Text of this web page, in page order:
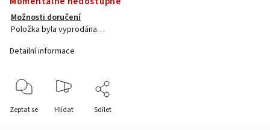
Možnosti doručení
Položka byla vyprodána…
Detailní informace
Zeptat se Hlídat Sdílet